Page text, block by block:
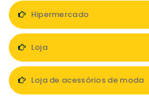
Hipermercado
Loja
Loja de acessórios de moda